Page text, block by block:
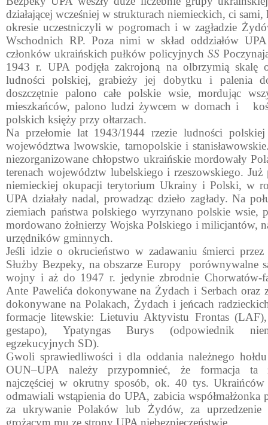
działającej wcześniej w strukturach niemieckich, ci
okresie uczestniczyli w pogromach i w zagładzie
Wschodnich RP. Poza nimi w skład oddziałów UPA
członków ukraińskich pułków policyjnych SS
1943 r. UPA podjęła zakrojoną na olbrzymią skalę
ludności polskiej, grabieży jej dobytku i palenia
doszczęt­nie palono całe polskie wsie, mordując
mieszkańców, palono ludzi żywcem w domach i
polskich księży przy ołtarzach.
Na przełomie lat 1943/1944 rzezie ludności polskiej
województwa lwowskie, tarnopolskie i
niezorganizowane chłopstwo ukraińskie mordowały
terenach województw lubelskiego i rzeszowskiego.
niemieckiej okupacji terytorium Ukrainy i Polski, w
UPA działały nadal, prowadząc dzieło zagłady. Na
ziemiach państwa polskiego wyrzynano polskie wsie,
mordowano żołnierzy Wojska Polskiego i milicjantów,
urzędników gminnych.
Jeśli idzie o okrucieństwo w zadawaniu śmierci
Służ­by Bezpeky, na obszarze Europy porównywalne
wojny i aż do 1947 r. jedynie zbrodnie Chorwatów-
Ante Pawelića dokonywane na Żydach i Serbach oraz
dokonywa­ne na Polakach, Żydach i jeńcach
for­macje litewskie: Lietuviu Aktyvistu Frontas
gestapo), Ypatyngas Burys (odpowiednik
egzekucyjnych SD).
Gwoli sprawiedliwości i dla oddania należnego
OUN–UPA należy przypomnieć, że formacja ta
najczęściej w ok­rutny sposób, ok. 40 tys.
odmawiali wstąpienia do UPA, zabicia współmałżonka
za ukrywanie Pola­ków lub Żydów, za uprzedzenie
grożącym mu ze strony UPA niebezpie­czeństwie.